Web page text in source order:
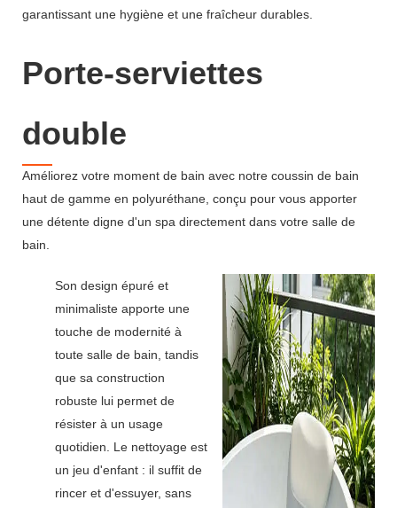
garantissant une hygiène et une fraîcheur durables.
Porte-serviettes
double
Améliorez votre moment de bain avec notre coussin de bain
haut de gamme en polyuréthane, conçu pour vous apporter
une détente digne d'un spa directement dans votre salle de
bain.
Son design épuré et
minimaliste apporte une
touche de modernité à
toute salle de bain, tandis
que sa construction
robuste lui permet de
résister à un usage
quotidien. Le nettoyage est
un jeu d'enfant : il suffit de
rincer et d'essuyer, sans